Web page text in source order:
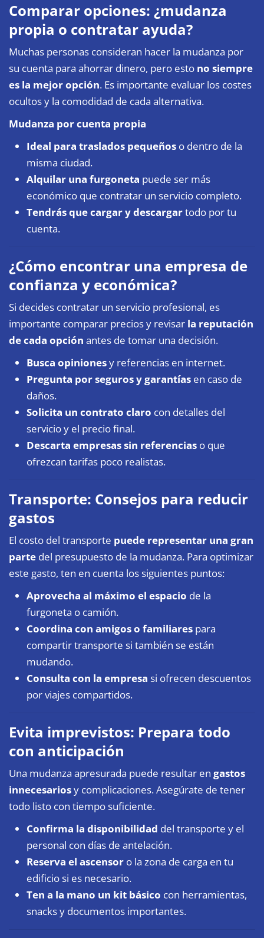
Comparar opciones: ¿mudanza
propia o contratar ayuda?
Muchas personas consideran hacer la mudanza por
su cuenta para ahorrar dinero, pero esto no siempre
es la mejor opción. Es importante evaluar los costes
ocultos y la comodidad de cada alternativa.
Mudanza por cuenta propia
Ideal para traslados pequeños o dentro de la
misma ciudad.
Alquilar una furgoneta puede ser más
económico que contratar un servicio completo.
Tendrás que cargar y descargartodo por tu
cuenta.
¿Cómo encontrar una empresa de
confianza y económica?
Si decides contratar un servicio profesional, es
importante comparar precios y revisar la reputación
de cada opción antes de tomar una decisión.
Busca opinionesy referencias en internet.
Pregunta por seguros y garantías en caso de
daños.
Solicita un contrato claro con detalles del
servicio y el precio final.
Descarta empresas sin referencias o que
ofrezcan tarifas poco realistas.
Transporte: Consejos para reducir
gastos
El costo del transporte puede representar una gran
parte del presupuesto de la mudanza. Para optimizar
este gasto, ten en cuenta los siguientes puntos:
Aprovecha al máximo el espacio de la
furgoneta o camión.
Coordina con amigos o familiares para
compartir transporte si también se están
mudando.
Consulta con la empresa si ofrecen descuentos
por viajes compartidos.
Evita imprevistos: Prepara todo
con anticipación
Una mudanza apresurada puede resultar en gastos
innecesariosy complicaciones. Asegúrate de tener
todo listo con tiempo suficiente.
Confirma la disponibilidad del transporte y el
personal con días de antelación.
Reserva el ascensor o la zona de carga en tu
edificio si es necesario.
Ten a la mano un kit básico con herramientas,
snacks y documentos importantes.